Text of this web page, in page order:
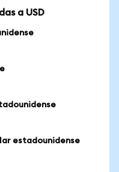
a USD
estadounidense